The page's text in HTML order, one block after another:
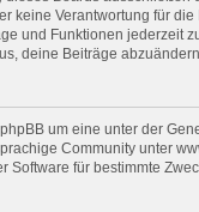
keine Verantwortung für
und Funktionen jederzeit
deine Beiträge
um eine unter der
Community unter
Software für bestimmte